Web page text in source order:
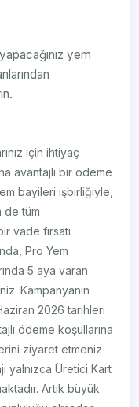
yem
için ihtiyaç
avantajlı bir ödeme
bayileri işbirliğiyle,
de tüm
vade fırsatı
Pro Yem
5 aya varan
Kampanyanın
2026 tarihleri
ödeme koşullarına
ziyaret etmeniz
yalnızca Üretici Kart
Artık büyük